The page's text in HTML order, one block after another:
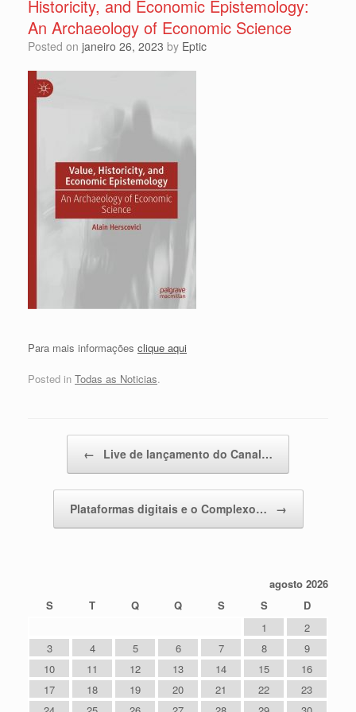
Historicity, and Economic Epistemology:
An Archaeology of Economic Science
Posted on janeiro 26, 2023 by Eptic
Para mais informações clique aqui
Posted in Todas as Noticias.
← Live de lançamento do Canal…
Plataformas digitais e o Complexo… →
agosto 2026
S
T Q Q S S
D
1
2
3
4 5 6 7 8
9
10
11 12 13 14 15
16
17
18 19 20 21 22
23